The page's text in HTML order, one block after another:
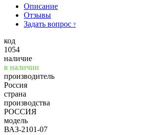
Описание
Отзывы
Задать вопрос ?
код
1054
наличие
в наличии
производитель
Россия
страна
производства
РОССИЯ
модель
ВАЗ-2101-07